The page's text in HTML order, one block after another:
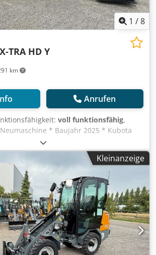
1 /8
km
TRA HD Y
Anrufen
voll funktionsfähig,
* Baujahr 2025 * Kubota
2.600kg * Hubkraft 2.350 kg *
* Bereifung 31x15.50-15 X-TRAC * 1.
proportional auf Joystick inkl.
/ FOPS klappbares
deluxe * StVZO Paket bis 20 km/h
Sorf * Straßenverkehrsbeleuchtung
* Heckgewichtsplatte 62
* Standartschaufel 1.400mm breite
1.000mm
Kleinanzeige